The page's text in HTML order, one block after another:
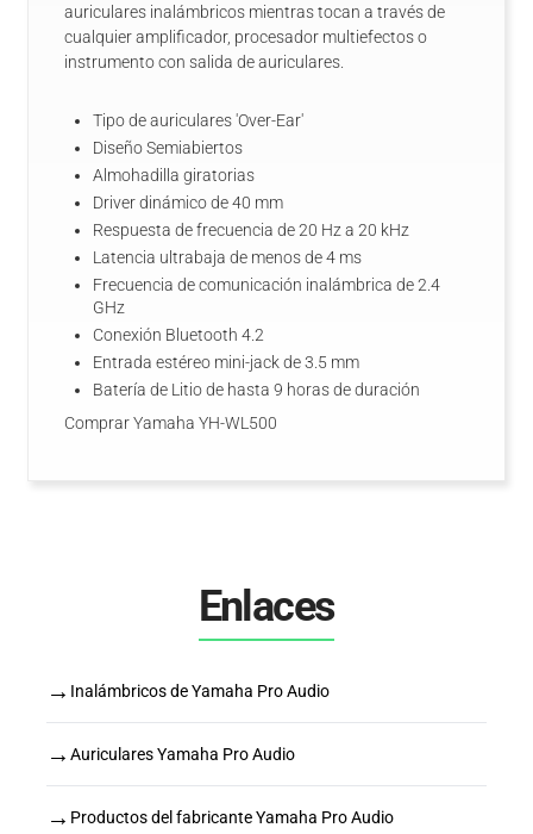
auriculares inalámbricos mientras tocan a través de
cualquier amplificador, procesador multiefectos o
instrumento con salida de auriculares.
Tipo de auriculares 'Over-Ear'
Diseño Semiabiertos
Almohadilla giratorias
Driver dinámico de 40 mm
Respuesta de frecuencia de 20 Hz a 20 kHz
Latencia ultrabaja de menos de 4 ms
Frecuencia de comunicación inalámbrica de 2.4
GHz
Conexión Bluetooth 4.2
Entrada estéreo mini-jack de 3.5 mm
Batería de Litio de hasta 9 horas de duración
Comprar Yamaha YH-WL500
Enlaces
→ Inalámbricos de Yamaha Pro Audio
→ Auriculares Yamaha Pro Audio
→ Productos del fabricante Yamaha Pro Audio